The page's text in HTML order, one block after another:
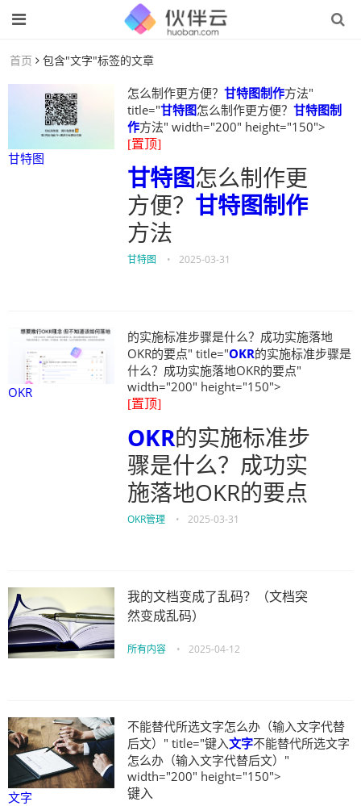
首页 包含"文字"标签的文章
甘特图
怎么制作更方便？ 甘特图制作方法"
title="甘特图怎么制作更方便？ 甘特图制
作方法" width="200" height="150">
[置顶]
甘特图怎么制作更
方便？ 甘特图制作
方法
甘特图 • 2025-03-31
OKR
的实施标准步骤是什么？成功实施落地
OKR的要点" title="OKR的实施标准步骤是
什么？成功实施落地OKR的要点"
width="200" height="150">
[置顶]
OKR的实施标准步
骤是什么？成功实
施落地OKR的要点
OKR管理 • 2025-03-31
我的文档变成了乱码？（文档突
然变成乱码）
所有内容 • 2025-04-12
文字
不能替代所选文字怎么办（输入文字代替
后文）" title="键入文字不能替代所选文字
怎么办（输入文字代替后文）"
width="200" height="150">
键入